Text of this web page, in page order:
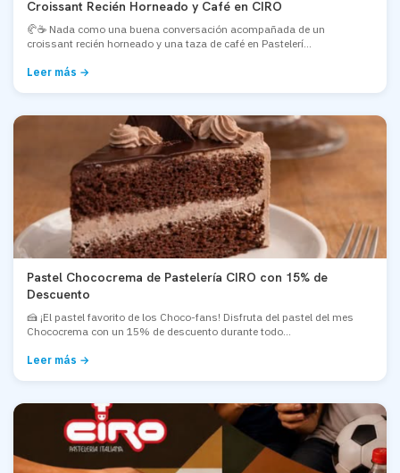
Croissant Recién Horneado y Café en CIRO
🥐☕ Nada como una buena conversación acompañada de un
croissant recién horneado y una taza de café en Pastelerí...
Leer más →
Pastel Chococrema de Pastelería CIRO con 15% de
Descuento
🍰 ¡El pastel favorito de los Choco-fans! Disfruta del pastel del mes
Chococrema con un 15% de descuento durante todo...
Leer más →